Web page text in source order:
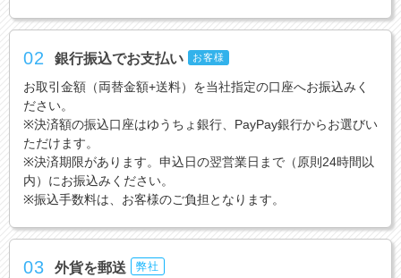
02 銀行振込でお支払い お客様
お取引金額（両替金額+送料）を当社指定の口座へお振込みく
ださい。
※決済額の振込口座はゆうちょ銀行、PayPay銀行からお選びい
ただけます。
※決済期限があります。申込日の翌営業日まで（原則24時間以
内）にお振込みください。
※振込手数料は、お客様のご負担となります。
03 外貨を郵送 弊社